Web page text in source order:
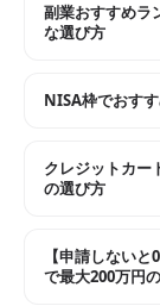
副業おすすめラ
な選び方
NISA枠でおす
クレジットカー
の選び方
【申請しない
で最大200万円